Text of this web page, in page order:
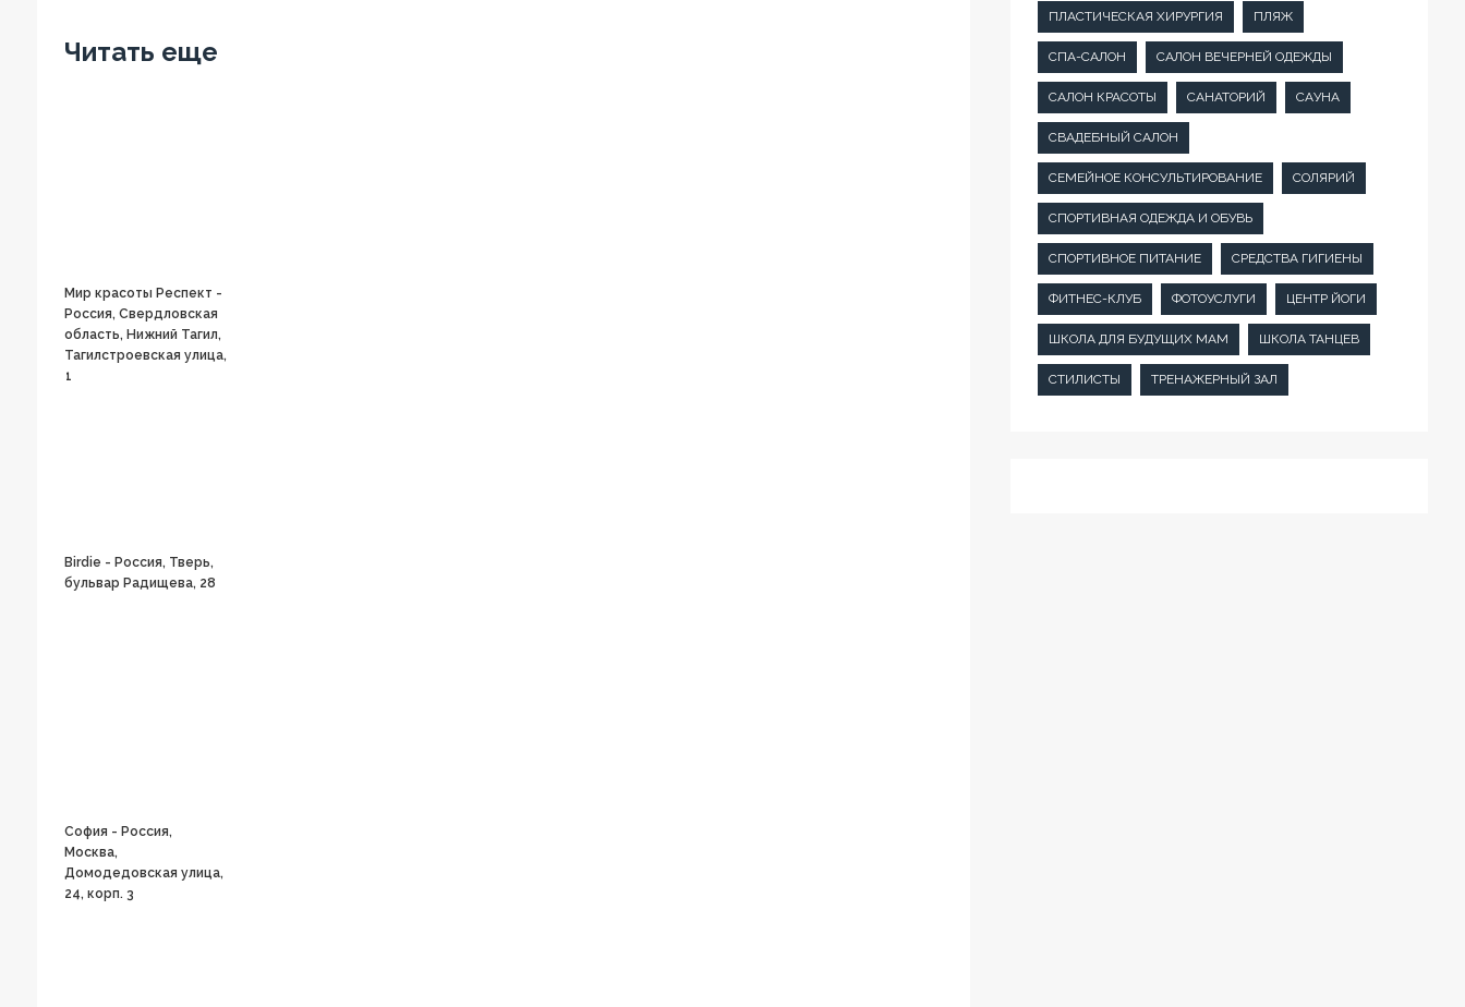
Читать еще
Мир красоты Респект -
Россия, Свердловская
область, Нижний Тагил,
Тагилстроевская улица,
1
Birdie - Россия, Тверь,
бульвар Радищева, 28
София - Россия,
Москва,
Домодедовская улица,
24, корп. 3
ПЛАСТИЧЕСКАЯ ХИРУРГИЯ ПЛЯЖ
СПА-САЛОН САЛОН ВЕЧЕРНЕЙ ОДЕЖДЫ
САЛОН КРАСОТЫ САНАТОРИЙ САУНА
СВАДЕБНЫЙ САЛОН
СЕМЕЙНОЕ КОНСУЛЬТИРОВАНИЕ СОЛЯРИЙ
СПОРТИВНАЯ ОДЕЖДА И ОБУВЬ
СПОРТИВНОЕ ПИТАНИЕ СРЕДСТВА ГИГИЕНЫ
ФИТНЕС-КЛУБ ФОТОУСЛУГИ ЦЕНТР ЙОГИ
ШКОЛА ДЛЯ БУДУЩИХ МАМ ШКОЛА ТАНЦЕВ
СТИЛИСТЫ ТРЕНАЖЕРНЫЙ ЗАЛ